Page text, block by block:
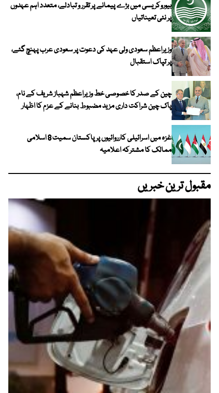
بیوروکریسی میں بڑے پیمانے پر تقرر و تبادلے، متعدد اہم عہدوں
پر نئی تعیناتیاں
وزیراعظم سعودی ولی عہد کی دعوت پر سعودی عرب پہنچ گئے،
پر تپاک استقبال
چین کے صدر کا خصوصی خط وزیراعظم شہباز شریف کے نام،
پاک چین شراکت داری مزید مضبوط بنانے کے عزم کا اظہار
غزہ میں اسرائیلی کارروائیوں پر پاکستان سمیت 8 اسلامی
ممالک کا مشترکہ اعلامیہ
مقبول ترین خبریں